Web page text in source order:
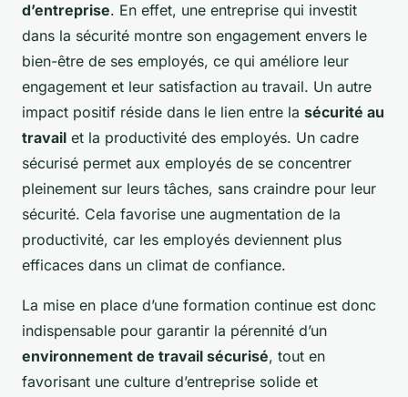
d’entreprise. En effet, une entreprise qui investit
dans la sécurité montre son engagement envers le
bien-être de ses employés, ce qui améliore leur
engagement et leur satisfaction au travail. Un autre
impact positif réside dans le lien entre la sécurité au
travail et la productivité des employés. Un cadre
sécurisé permet aux employés de se concentrer
pleinement sur leurs tâches, sans craindre pour leur
sécurité. Cela favorise une augmentation de la
productivité, car les employés deviennent plus
efficaces dans un climat de confiance.
La mise en place d’une formation continue est donc
indispensable pour garantir la pérennité d’un
environnement de travail sécurisé, tout en
favorisant une culture d’entreprise solide et